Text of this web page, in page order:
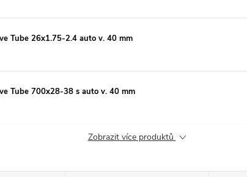
Tube 26x1.75-2.4 auto v. 40 mm
Tube 700x28-38 s auto v. 40 mm
Zobrazit více produktů